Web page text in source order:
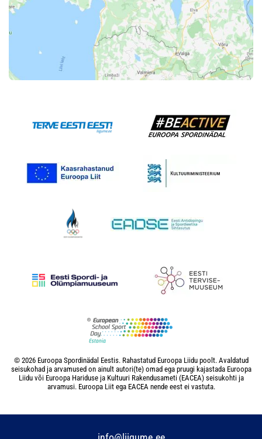
© 2026 Euroopa Spordinädal Eestis. Rahastatud Euroopa Liidu poolt. Avaldatud
seisukohad ja arvamused on ainult autori(te) omad ega pruugi kajastada Euroopa
Liidu või Euroopa Hariduse ja Kultuuri Rakendusameti (EACEA) seisukohti ja
arvamusi. Euroopa Liit ega EACEA nende eest ei vastuta.